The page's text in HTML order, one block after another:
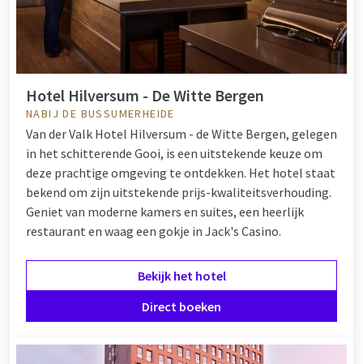
Hotel Hilversum - De Witte Bergen
NABIJ DE BUSSUMERHEIDE
Van der Valk Hotel Hilversum - de Witte Bergen, gelegen
in het schitterende Gooi, is een uitstekende keuze om
deze prachtige omgeving te ontdekken. Het hotel staat
bekend om zijn uitstekende prijs-kwaliteitsverhouding.
Geniet van moderne kamers en suites, een heerlijk
restaurant en waag een gokje in Jack's Casino.
Bekijk het hotel
Direct boeken